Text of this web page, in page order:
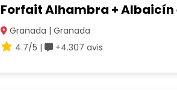
Forfait Alhambra + Albaicín
Granada | Granada
4.7/5 |
+4.307 avis